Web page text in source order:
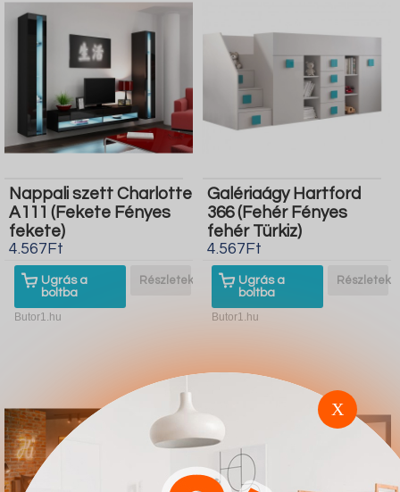
Nappali szett Charlotte
A111 (Fekete Fényes
fekete)
4.567Ft
Ugrás a
boltba
Részletek
Butor1.hu
Galériaágy Hartford
366 (Fehér Fényes
fehér Türkiz)
4.567Ft
Ugrás a
boltba
Részletek
Butor1.hu
X